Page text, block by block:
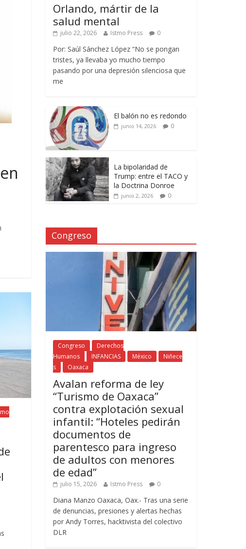
Orlando, mártir de la
salud mental
julio 22, 2026 Istmo Press 0
Por: Saúl Sánchez López “No se pongan
tristes, ya llevaba yo mucho tiempo
pasando por una depresión silenciosa que
me
El balón no es redondo
junio 14, 2026 0
La bipolaridad de
Trump: entre el TACO y
la Doctrina Donroe
junio 2, 2026 0
Congreso
Congreso
Derechos
Humanos
INFANCIAS México
Niñece
s
Oaxaca
Avalan reforma de ley
“Turismo de Oaxaca”
contra explotación sexual
infantil: “Hoteles pedirán
documentos de
parentesco para ingreso
de adultos con menores
de edad”
julio 15, 2026 Istmo Press 0
Diana Manzo Oaxaca, Oax.- Tras una serie
de denuncias, presiones y alertas hechas
por Andy Torres, hacktivista del colectivo
DLR